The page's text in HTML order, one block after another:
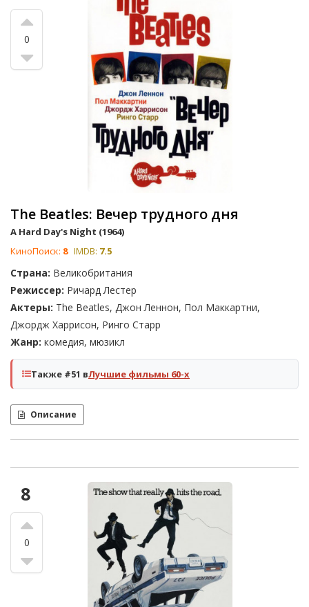
0
The Beatles: Вечер трудного дня
A Hard Day's Night (1964)
КиноПоиск: 8 IMDB: 7.5
Страна: Великобритания
Режиссер: Ричард Лестер
Актеры: The Beatles, Джон Леннон, Пол Маккартни,
Джордж Харрисон, Ринго Старр
Жанр: комедия, мюзикл
Также #51 вЛучшие фильмы 60-х
Описание
8
0